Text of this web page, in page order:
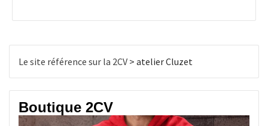
Le site référence sur la 2CV > atelier Cluzet
Boutique 2CV